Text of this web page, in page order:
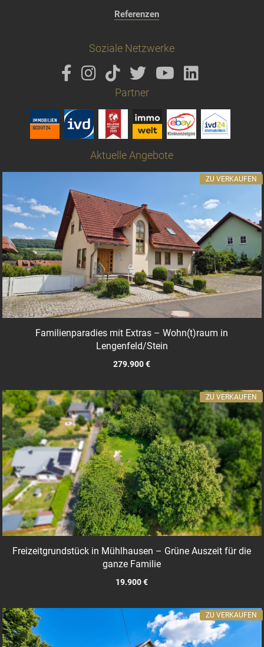
Referenzen
Soziale Netzwerke
Partner
Aktuelle Angebote
Familienparadies mit Extras – Wohn(t)raum in
Lengenfeld/Stein
279.900 €
ZU VERKAUFEN
Freizeitgrundstück in Mühlhausen – Grüne Auszeit für die
ganze Familie
19.900 €
ZU VERKAUFEN
ZU VERKAUFEN